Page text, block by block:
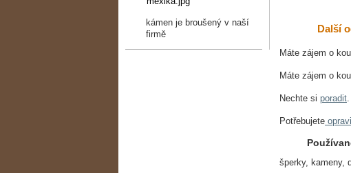
kámen je broušený v naší
firmě
Další
Máte zájem o
Máte zájem o
Nechte si poradit
Potřebujete
šperky, kameny,